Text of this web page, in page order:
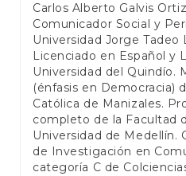
Carlos Alberto Galvis
Comunicador Social y
Universidad Jorge
Licenciado en Español y
Universidad del Quindío.
(énfasis en Democracia)
Católica de Manizales.
completo de la Facultad
Universidad de Medellín.
de Investigación en
categoría C de